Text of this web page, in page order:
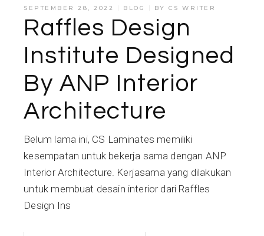
SEPTEMBER 28, 2022 BLOG BY CS WRITER
Raffles Design
Institute Designed
By ANP Interior
Architecture
Belum lama ini, CS Laminates memiliki
kesempatan untuk bekerja sama dengan ANP
Interior Architecture. Kerjasama yang dilakukan
untuk membuat desain interior dari Raffles
Design Ins